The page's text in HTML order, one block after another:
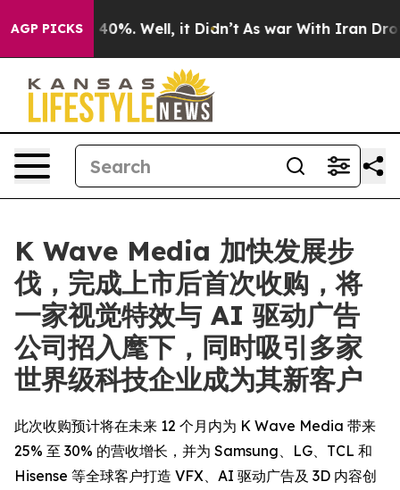
AGP PICKS40%. Well, it Didn’t As war With Iran Drove
K Wave Media 加快发展步
伐，完成上市后首次收购，将
一家视觉特效与 AI 驱动广告
公司招入麾下，同时吸引多家
世界级科技企业成为其新客户
此次收购预计将在未来 12 个月内为 K Wave Media 带来
25% 至 30% 的营收增长，并为 Samsung、LG、TCL 和
Hisense 等全球客户打造 VFX、AI 驱动广告及 3D 内容创